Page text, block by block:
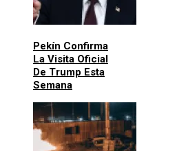
Pekín Confirma
La Visita Oficial
De Trump Esta
Semana